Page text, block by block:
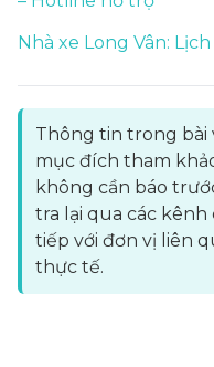
Nhà xe Long Vân:
Thông tin trong bài
mục đích tham
không cần báo
tra lại qua các
tiếp với đơn vị liên
thực tế.